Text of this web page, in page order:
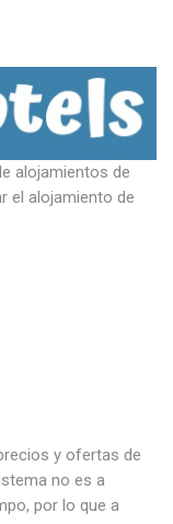
alojamientos de
el alojamiento de
y ofertas de
no es a
por lo que a